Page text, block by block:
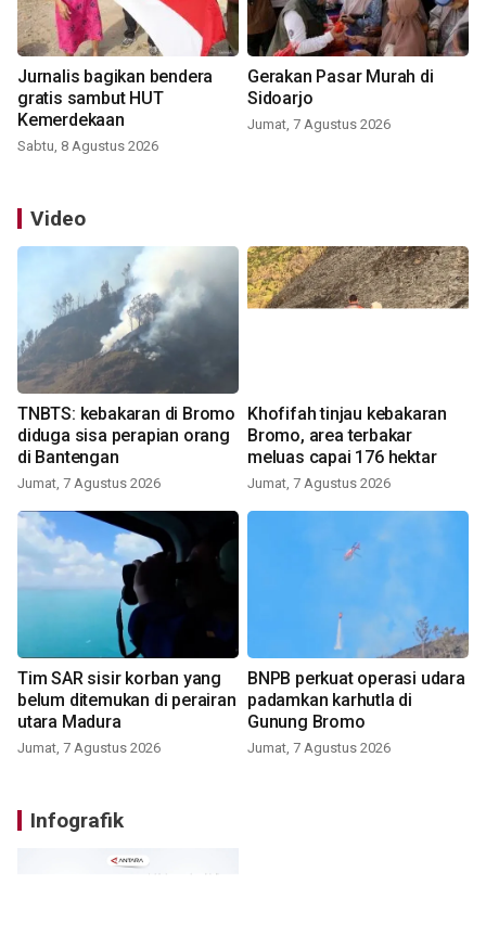
Jurnalis bagikan bendera
gratis sambut HUT
Kemerdekaan
Sabtu, 8 Agustus 2026
Gerakan Pasar Murah di
Sidoarjo
Jumat, 7 Agustus 2026
Video
TNBTS: kebakaran di Bromo
diduga sisa perapian orang
di Bantengan
Jumat, 7 Agustus 2026
Khofifah tinjau kebakaran
Bromo, area terbakar
meluas capai 176 hektar
Jumat, 7 Agustus 2026
Tim SAR sisir korban yang
belum ditemukan di perairan
utara Madura
Jumat, 7 Agustus 2026
BNPB perkuat operasi udara
padamkan karhutla di
Gunung Bromo
Jumat, 7 Agustus 2026
Infografik